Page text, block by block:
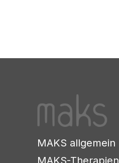
MAKS allgemein
MAKS-Therapien